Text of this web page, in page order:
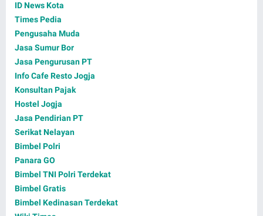
ID News Kota
Times Pedia
Pengusaha Muda
Jasa Sumur Bor
Jasa Pengurusan PT
Info Cafe Resto Jogja
Konsultan Pajak
Hostel Jogja
Jasa Pendirian PT
Serikat Nelayan
Bimbel Polri
Panara GO
Bimbel TNI Polri Terdekat
Bimbel Gratis
Bimbel Kedinasan Terdekat